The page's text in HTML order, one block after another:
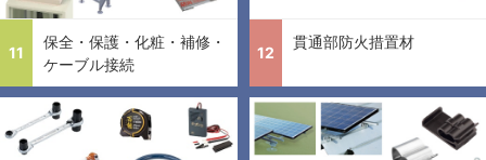
11
保全・保護・化粧・補修・
ケーブル接続
12
貫通部防火措置材